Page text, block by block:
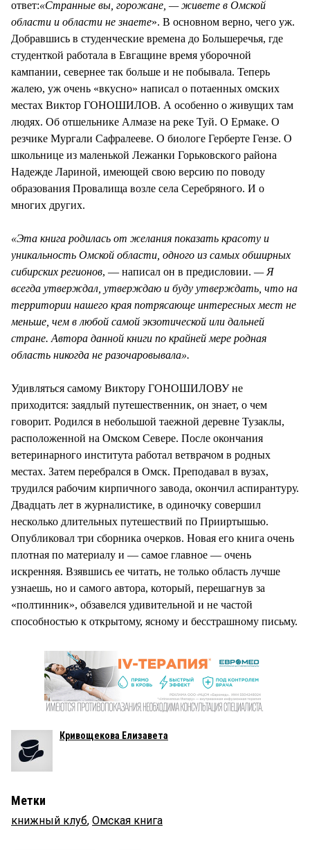
ответ:«Странные вы, горожане, — живете в Омской
области и области не знаете». В основном верно, чего уж.
Добравшись в студенческие времена до Большеречья, где
студенткой работала в Евгащине время уборочной
кампании, севернее так больше и не побывала. Теперь
жалею, уж очень «вкусно» написал о потаенных омских
местах Виктор ГОНОШИЛОВ. А особенно о живущих там
людях. Об отшельнике Алмазе на реке Туй. О Ермаке. О
резчике Мургали Сафралееве. О биологе Герберте Гензе. О
школьнице из маленькой Лежанки Горьковского района
Надежде Лариной, имеющей свою версию по поводу
образования Провалища возле села Серебряного. И о
многих других.
«Эта книга родилась от желания показать красоту и
уникальность Омской области, одного из самых обширных
сибирских регионов, — написал он в предисловии. — Я
всегда утверждал, утверждаю и буду утверждать, что на
территории нашего края потрясающе интересных мест не
меньше, чем в любой самой экзотической или дальней
стране. Автора данной книги по крайней мере родная
область никогда не разочаровывала».
Удивляться самому Виктору ГОНОШИЛОВУ не
приходится: заядлый путешественник, он знает, о чем
говорит. Родился в небольшой таежной деревне Тузаклы,
расположенной на Омском Севере. После окончания
ветеринарного института работал ветврачом в родных
местах. Затем перебрался в Омск. Преподавал в вузах,
трудился рабочим кирпичного завода, окончил аспирантуру.
Двадцать лет в журналистике, в одиночку совершил
несколько длительных путешествий по Прииртышью.
Опубликовал три сборника очерков. Новая его книга очень
плотная по материалу и — самое главное — очень
искренняя. Взявшись ее читать, не только область лучше
узнаешь, но и самого автора, который, перешагнув за
«полтинник», обзавелся удивительной и не частой
способностью к открытому, ясному и бесстрашному письму.
Кривощекова Елизавета
Метки
книжный клуб, Омская книга